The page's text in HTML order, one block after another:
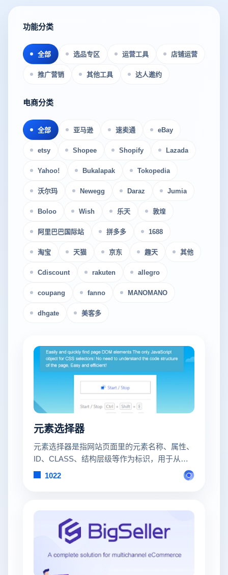
功能分类
全部 选品专区 运营工具 店铺运营
推广营销 其他工具 达人邀约
电商分类
全部 亚马逊 速卖通 eBay
etsy Shopee Shopify Lazada
Yahoo! Bukalapak Tokopedia
沃尔玛 Newegg Daraz Jumia
Boloo Wish 乐天 敦煌
阿里巴巴国际站 拼多多 1688
淘宝 天猫 京东 趣天 其他
Cdiscount rakuten allegro
coupang fanno MANOMANO
dhgate 美客多
元素选择器
元素选择器是指网站页面里的元素名称、属性、
ID、CLASS、结构层级等作为标识，用于从页
面大量元素里快速查找和定位，安装 云登指纹
浏览器插件【元素选择器】 来辅助获取页面元
1022